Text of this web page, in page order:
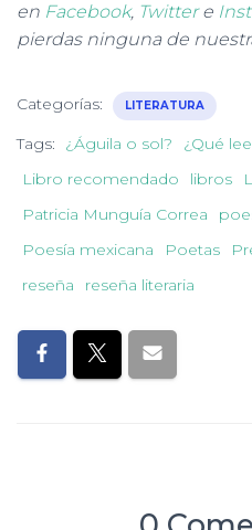
en Facebook, Twittere
pierdas ninguna de
Categorías: LITERATURA
Tags: ¿Águila o sol? ¿Qué
Libro recomendado
libros
Patricia Munguía Correa
Poesía mexicana
Poetas
reseña
reseña literaria